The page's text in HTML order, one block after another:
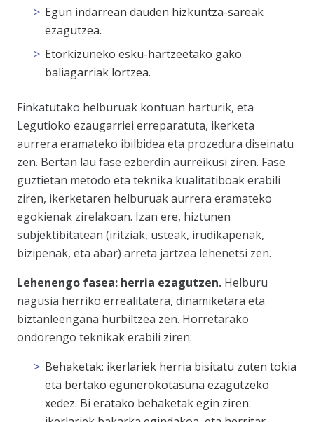
Egun indarrean dauden hizkuntza-sareak
ezagutzea.
Etorkizuneko esku-hartzeetako gako
baliagarriak lortzea.
Finkatutako helburuak kontuan harturik, eta
Legutioko ezaugarriei erreparatuta, ikerketa
aurrera eramateko ibilbidea eta prozedura diseinatu
zen. Bertan lau fase ezberdin aurreikusi ziren. Fase
guztietan metodo eta teknika kualitatiboak erabili
ziren, ikerketaren helburuak aurrera eramateko
egokienak zirelakoan. Izan ere, hiztunen
subjektibitatean (iritziak, usteak, irudikapenak,
bizipenak, eta abar) arreta jartzea lehenetsi zen.
Lehenengo fasea: herria ezagutzen. Helburu
nagusia herriko errealitatera, dinamiketara eta
biztanleengana hurbiltzea zen. Horretarako
ondorengo teknikak erabili ziren:
Behaketak: ikerlariek herria bisitatu zuten tokia
eta bertako egunerokotasuna ezagutzeko
xedez. Bi eratako behaketak egin ziren: